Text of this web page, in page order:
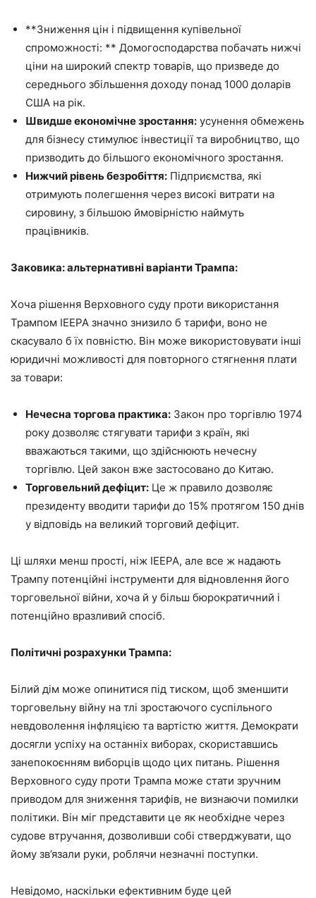
**Зниження цін і підвищення купівельної
спроможності: ** Домогосподарства побачать нижчі
ціни на широкий спектр товарів, що призведе до
середнього збільшення доходу понад 1000 доларів
США на рік.
Швидше економічне зростання: усунення обмежень
для бізнесу стимулює інвестиції та виробництво, що
призводить до більшого економічного зростання.
Нижчий рівень безробіття: Підприємства, які
отримують полегшення через високі витрати на
сировину, з більшою ймовірністю наймуть
працівників.
Заковика: альтернативні варіанти Трампа:
Хоча рішення Верховного суду проти використання
Трампом IEEPA значно знизило б тарифи, воно не
скасувало б їх повністю. Він може використовувати інші
юридичні можливості для повторного стягнення плати
за товари:
Нечесна торгова практика: Закон про торгівлю 1974
року дозволяє стягувати тарифи з країн, які
вважаються такими, що здійснюють нечесну
торгівлю. Цей закон вже застосовано до Китаю.
Торговельний дефіцит: Це ж правило дозволяє
президенту вводити тарифи до 15% протягом 150 днів
у відповідь на великий торговий дефіцит.
Ці шляхи менш прості, ніж IEEPA, але все ж надають
Трампу потенційні інструменти для відновлення його
торговельної війни, хоча й у більш бюрократичний і
потенційно вразливий спосіб.
Політичні розрахунки Трампа:
Білий дім може опинитися під тиском, щоб зменшити
торговельну війну на тлі зростаючого суспільного
невдоволення інфляцією та вартістю життя. Демократи
досягли успіху на останніх виборах, скориставшись
занепокоєнням виборців щодо цих питань. Рішення
Верховного суду проти Трампа може стати зручним
приводом для зниження тарифів, не визнаючи помилки
політики. Він міг представити це як необхідне через
судове втручання, дозволивши собі стверджувати, що
йому зв’язали руки, роблячи незначні поступки.
Невідомо, наскільки ефективним буде цей